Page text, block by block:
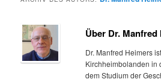
Über Dr. Manfred
Dr. Manfred Heimers
Kirchheimbolanden in
dem Studium der